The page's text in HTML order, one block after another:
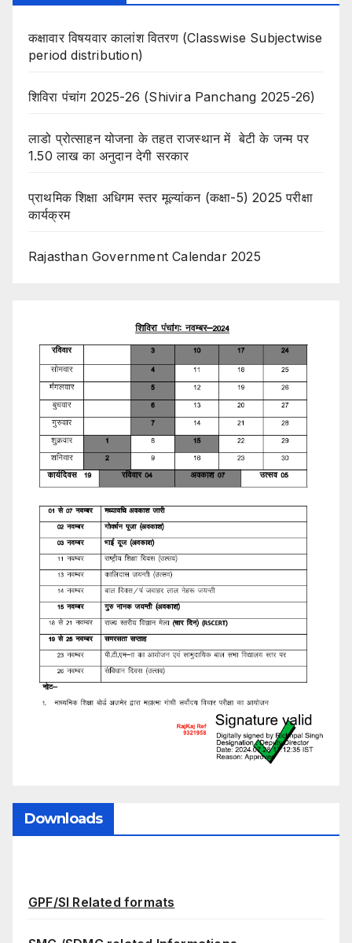
कक्षावार विषयवार कालांश वितरण (Classwise Subjectwise
period distribution)
शिविरा पंचांग 2025-26 (Shivira Panchang 2025-26)
लाडो प्रोत्साहन योजना के तहत राजस्थान में बेटी के जन्म पर
1.50 लाख का अनुदान देगी सरकार
प्राथमिक शिक्षा अधिगम स्तर मूल्यांकन (कक्षा-5) 2025 परीक्षा
कार्यक्रम
Rajasthan Government Calendar 2025
Downloads
GPF/SI Related formats